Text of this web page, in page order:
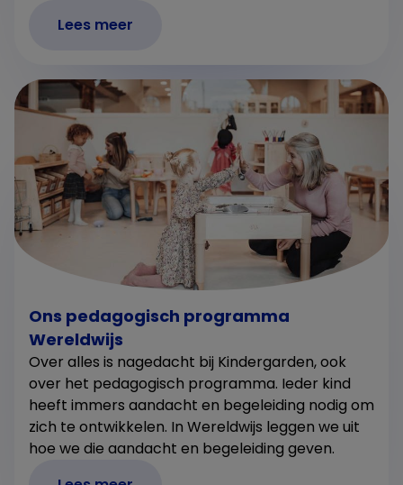
Lees meer
Ons pedagogisch programma
Wereldwijs
Over alles is nagedacht bij Kindergarden, ook
over het pedagogisch programma. Ieder kind
heeft immers aandacht en begeleiding nodig om
zich te ontwikkelen. In Wereldwijs leggen we uit
hoe we die aandacht en begeleiding geven.